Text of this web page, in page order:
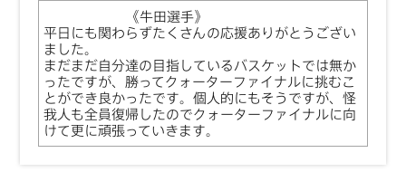
《牛田選手》
平日にも関わらずたくさんの応援ありがとうござい
ました。
まだまだ自分達の目指しているバスケットでは無か
ったですが、勝ってクォーターファイナルに挑むこ
とができ良かったです。個人的にもそうですが、怪
我人も全員復帰したのでクォーターファイナルに向
けて更に頑張っていきます。